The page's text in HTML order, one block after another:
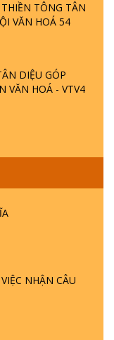
TÔNG TÂN
VĂN HOÁ 54
DIỆU GÓP
VĂN HOÁ - VTV4
NHẬN CÂU
SUỐT 49 NĂM
THIÊN ĐÀNG Ở